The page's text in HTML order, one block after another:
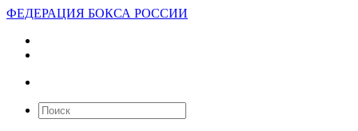
ФЕДЕРАЦИЯ БОКСА РОССИИ